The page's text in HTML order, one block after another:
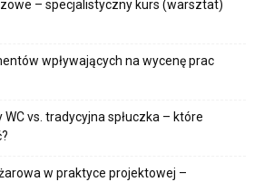
– specjalistyczny kurs (warsztat)
wpływających na wycenę prac
vs. tradycyjna spłuczka – które
w praktyce projektowej –